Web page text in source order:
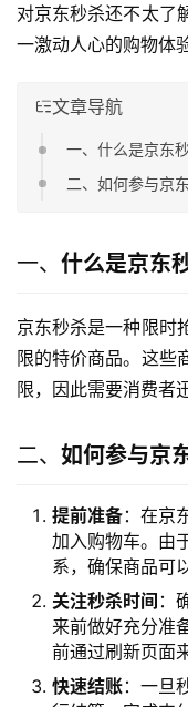
对京东秒杀还不太了
一激动人心的购物体验
文章导航
一、什么是京东秒
二、如何参与京
一、 什么是京东
京东秒杀是一种限时
限的特价商品。这些
限，因此需要消费者
二、 如何参与京
提前准备：在京
加入购物车。由
系，确保商品可
关注秒杀时间 ：
来前做好充分准
前通过刷新页面
快速结账：一旦